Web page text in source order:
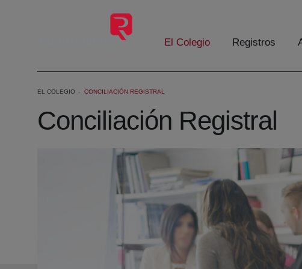
Saltar al contenido principal
El Colegio Registros
EL COLEGIO CONCILIACIÓN REGISTRAL
Conciliación Registral